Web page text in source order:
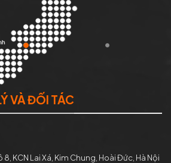
VÀ ĐỐI TÁC
8, KCN Lai Xá, Kim Chung, Hoài Đức, Hà Nội